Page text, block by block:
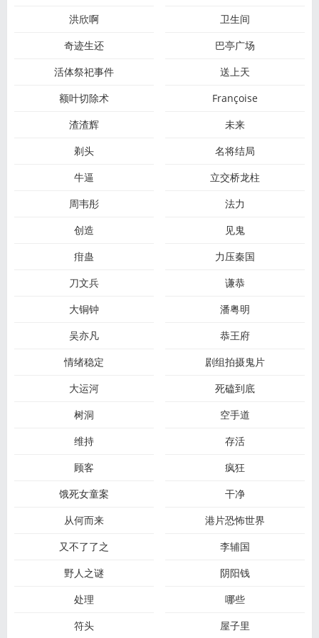
洪欣啊
卫生间
奇迹生还
巴亭广场
活体祭祀事件
送上天
额叶切除术
Françoise
渣渣辉
未来
剃头
名将结局
牛逼
立交桥龙柱
周韦彤
法力
创造
见鬼
疳蛊
力压秦国
刀文兵
谦恭
大铜钟
潘粤明
吴亦凡
恭王府
情绪稳定
剧组拍摄鬼片
大运河
死磕到底
树洞
空手道
维持
存活
顾客
疯狂
饿死女童案
干净
从何而来
港片恐怖世界
又不了了之
李辅国
野人之谜
阴阳钱
处理
哪些
符头
屋子里